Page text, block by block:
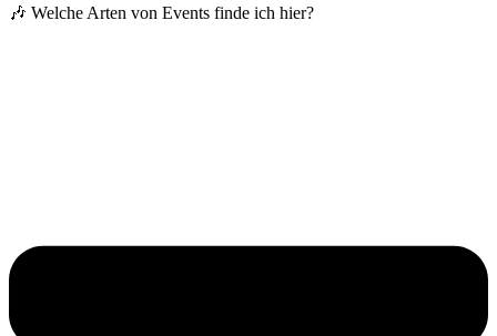
🎶 Welche Arten von Events finde ich hier?